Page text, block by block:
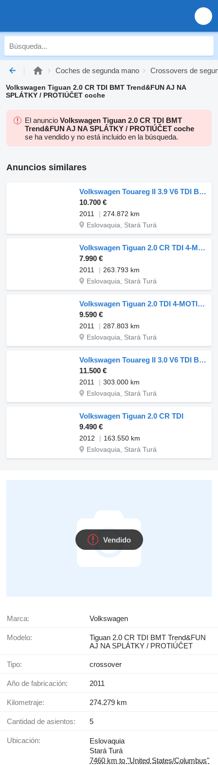
Coches de segunda mano Crossovers de
Volkswagen Tiguan 2.0 CR TDI BMT Trend&FUN AJ NA
SPLÁTKY / PROTIÚČET coche
El anuncio Volkswagen Tiguan 2.0 CR TDI BMT
Trend&FUN AJ NA SPLÁTKY / PROTIÚČET coche
se ha vendido y no está incluido en la búsqueda.
Anuncios similares
Volkswagen Touareg II 3.9 V6 TDI BlueMotion Technology
10.700 €
2011
274.872 km
Eslovaquia, Stará Turá
Volkswagen Tiguan 2.0 CR TDI 4-Motion, 103kW, M6, 5d. / AJ NA SPLÁTKY / PRO
7.990 €
2011
263.793 km
Eslovaquia, Stará Turá
Volkswagen Tiguan 2.0 TDI 4-MOTION 103kW /AJ NA SPLÁTKY/
9.590 €
2011
287.803 km
Eslovaquia, Stará Turá
Volkswagen Touareg II 3.0 V6 TDI BlueMotion
11.500 €
2011
303.000 km
Eslovaquia, Stará Turá
Volkswagen Tiguan 2.0 CR TDI
9.490 €
2012
163.550 km
Eslovaquia, Stará Turá
Vendido
Marca: Volkswagen
Modelo:
Tiguan 2.0 CR TDI BMT Trend&FUN
AJ NA SPLÁTKY / PROTIÚČET
Tipo: crossover
Año de fabricación: 2011
Kilometraje: 274.279 km
Cantidad de asientos: 5
Ubicación:
Eslovaquia
Stará Turá
7460 km to "United States/Columbus"